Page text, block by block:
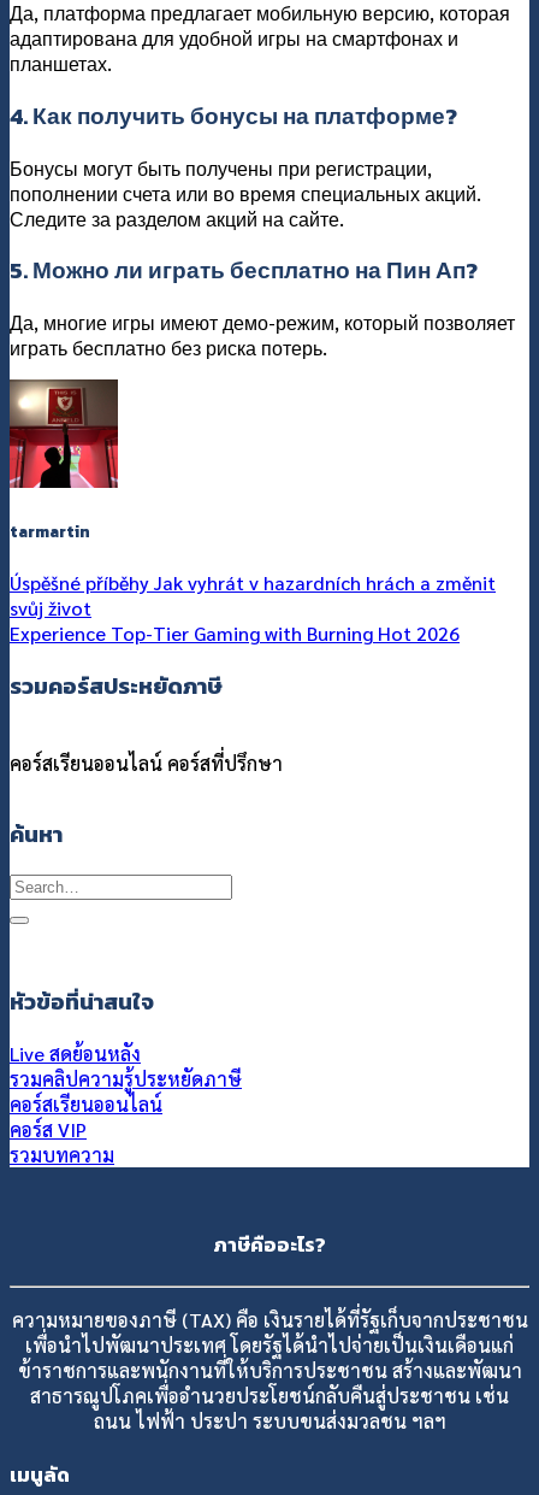
Да, платформа предлагает мобильную версию, которая
адаптирована для удобной игры на смартфонах и
планшетах.
4. Как получить бонусы на платформе?
Бонусы могут быть получены при регистрации,
пополнении счета или во время специальных акций.
Следите за разделом акций на сайте.
5. Можно ли играть бесплатно на Пин Ап?
Да, многие игры имеют демо-режим, который позволяет
играть бесплатно без риска потерь.
tarmartin
Úspěšné příběhy Jak vyhrát v hazardních hrách a změnit
svůj život
Experience Top-Tier Gaming with Burning Hot 2026
รวมคอร์สประหยัดภาษี
คอร์สเรียนออนไลน์ คอร์สที่ปรึกษา
ค้นหา
Search
หัวข้อที่น่าสนใจ
Live สดย้อนหลัง
รวมคลิปความรู้ประหยัดภาษี
คอร์สเรียนออนไลน์
คอร์ส VIP
รวมบทความ
ภาษีคืออะไร?
ความหมายของภาษี (TAX) คือ เงินรายได้ที่รัฐเก็บจากประชาชน
เพื่อนำไปพัฒนาประเทศ โดยรัฐได้นำไปจ่ายเป็นเงินเดือนแก่
ข้าราชการและพนักงานที่ให้บริการประชาชน สร้างและพัฒนา
สาธารณูปโภคเพื่ออำนวยประโยชน์กลับคืนสู่ประชาชน เช่น
ถนน ไฟฟ้า ประปา ระบบขนส่งมวลชน ฯลฯ
เมนูลัด